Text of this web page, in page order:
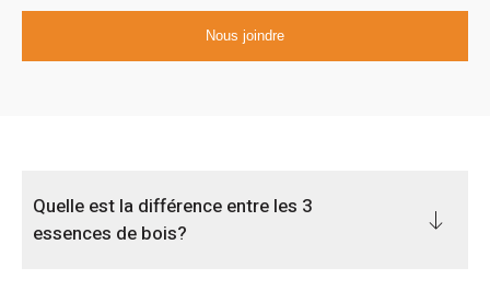
Nous joindre
Quelle est la différence entre les 3
essences de bois?